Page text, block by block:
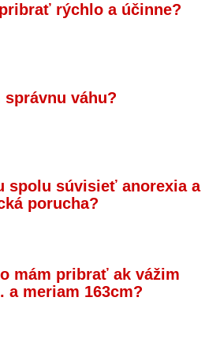
rýchlo a účinne?
správnu váhu?
spolu súvisieť anorexia a
porucha?
mám pribrať ak vážim
a meriam 163cm?